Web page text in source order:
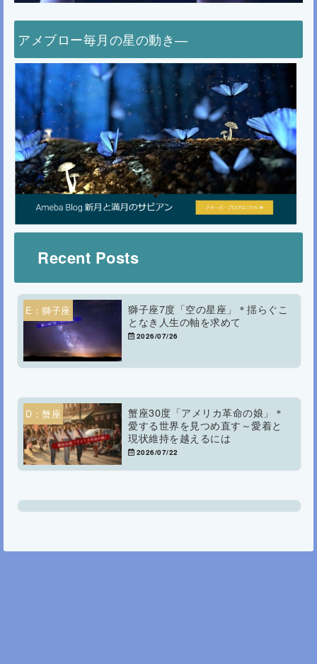
アメブロー毎月の星の動き―
Recent Posts
E：獅子座
獅子座7度「空の星座」＊揺らぐこ
となき人生の軸を求めて
2026/07/26
D：蟹座
蟹座30度「アメリカ革命の娘」＊
愛する世界を見つめ直す～愛着と
現状維持を越えるには
2026/07/22